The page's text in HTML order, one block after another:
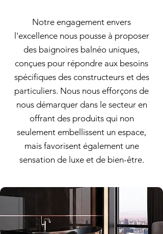
Notre engagement envers
l'excellence nous pousse à proposer
des baignoires balnéo uniques,
conçues pour répondre aux besoins
spécifiques des constructeurs et des
particuliers. Nous nous efforçons de
nous démarquer dans le secteur en
offrant des produits qui non
seulement embellissent un espace,
mais favorisent également une
sensation de luxe et de bien-être.